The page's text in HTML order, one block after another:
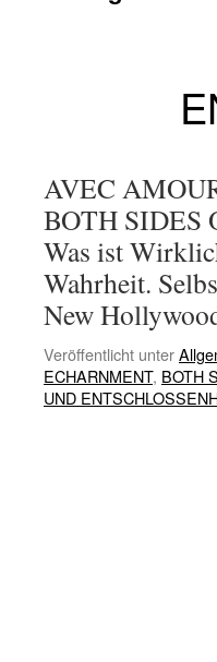
AVEC
BOTH SIDES
Was ist
Wahrheit.
New
Veröffentlicht unter
ECHARNMENT, BOTH
UND